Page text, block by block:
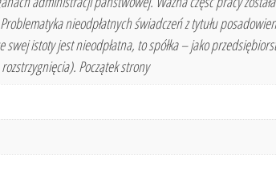
nieodpłatnych świadczeń z tytułu
istoty jest nieodpłatna, to spółka – jako
Początek strony